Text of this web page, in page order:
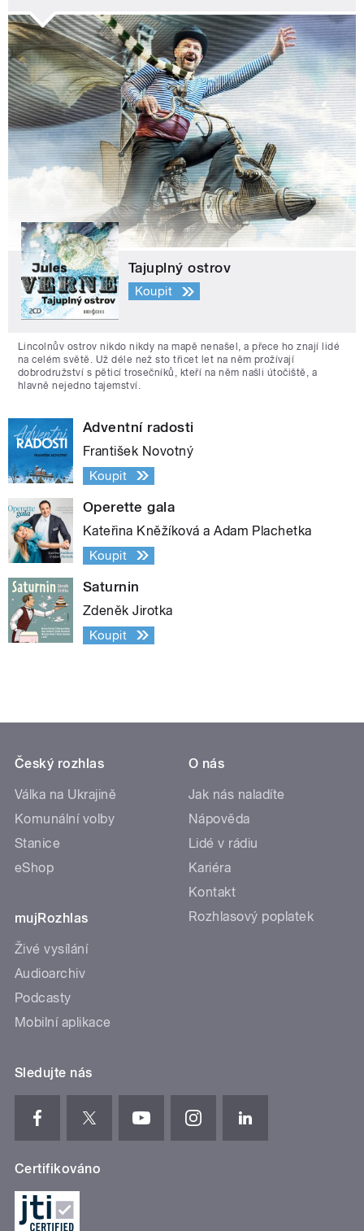
Tajuplný ostrov
Koupit
Lincolnův ostrov nikdo nikdy na mapě nenašel, a přece ho znají lidé
na celém světě. Už déle než sto třicet let na něm prožívají
dobrodružství s pěticí trosečníků, kteří na něm našli útočiště, a
hlavně nejedno tajemství.
Adventní radosti
František Novotný
Koupit
Operette gala
Kateřina Kněžíková a Adam Plachetka
Koupit
Saturnin
Zdeněk Jirotka
Koupit
Český rozhlas
Válka na Ukrajině
Komunální volby
Stanice
eShop
mujRozhlas
Živé vysílání
Audioarchiv
Podcasty
Mobilní aplikace
O nás
Jak nás naladíte
Nápověda
Lidé v rádiu
Kariéra
Kontakt
Rozhlasový poplatek
Sledujte nás
Certifikováno